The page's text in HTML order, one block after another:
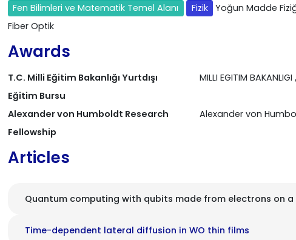
Fen Bilimleri ve Matematik Temel Alanı Fizik Yoğun Madde
Fiber Optik
Awards
T.C. Milli Eğitim Bakanlığı Yurtdışı
Eğitim Bursu
MILLI EGITIM BAKANLIGI
Alexander von Humboldt Research
Fellowship
Alexander von
Articles
Quantum computing with qubits made from electrons on a
Time-dependent lateral diffusion in WO thin films